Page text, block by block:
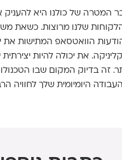
המטרה של כולנו היא להעניק
שלנו מרוצות. כשאת
הוואטסאפ המתישות את
את יכולה להיות יצירתית
זה בדיוק המקום שבו
היומיומית שלך לחוויה